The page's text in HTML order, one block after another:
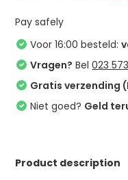
Pay safely
Voor 16:00 besteld:
Vragen? Bel023
Gratis verzending
Niet goed? Geld
Product description